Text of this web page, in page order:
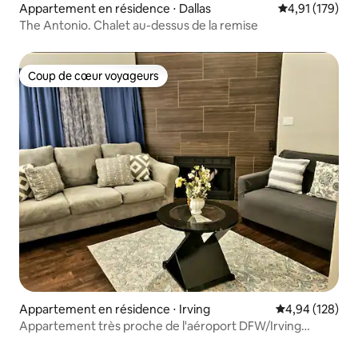
Appartement en résidence ⋅ Dallas Évaluation
4,91 (179)
The Antonio. Chalet au-dessus de la remise
Coup de cœur voyageurs
Coup de cœur voyageurs
Appartement en résidence ⋅ Irving Évaluation
4,94 (128)
Appartement très proche de l'aéroport DFW/Irving